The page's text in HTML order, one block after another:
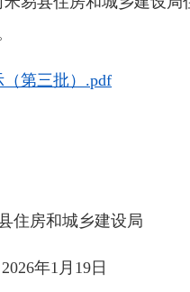
第三批）.pdf
住房和城乡建设局
2026年1月19日